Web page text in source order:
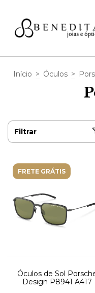
Início > Óculos >
Filtrar
FRETE GRÁTIS
Óculos de Sol
Design P8941 A417